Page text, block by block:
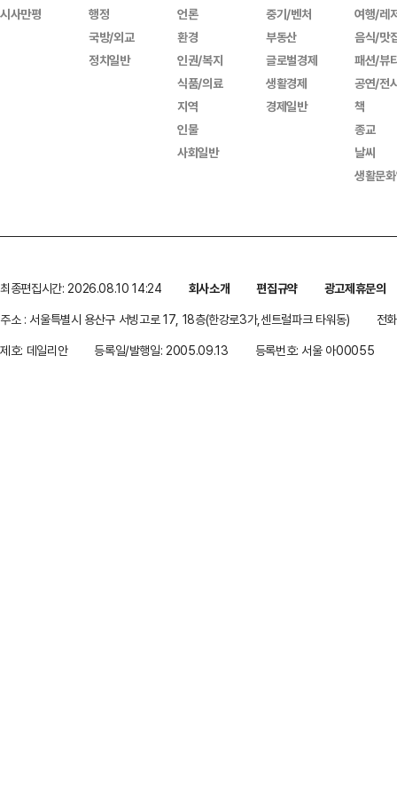
시사만평
행정
국방/외교
정치일반
언론
환경
인권/복지
식품/의료
지역
인물
사회일반
중기/벤처
부동산
글로벌경제
생활경제
경제일반
여행/레
음식/맛
패션/뷰
공연/전
책
종교
날씨
생활문
최종편집시간: 2026.08.10 14:24 회사소개 편집규약
광고제휴문의
주소 : 서울특별시 용산구 서빙고로 17, 18층(한강로3가,센트럴파크 타워동)
전
제호: 데일리안
등록일/발행일: 2005.09.13 등록번호: 서울 아00055